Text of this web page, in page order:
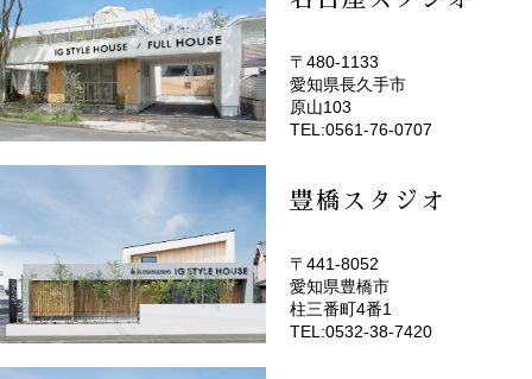
(EMOTOP名古屋)
〒480-1133
愛知県長久手市
原山103
TEL:0561-76-0707
豊橋スタジオ
(EMOTOP豊橋)
〒441-8052
愛知県豊橋市
柱三番町4番1
TEL:0532-38-7420